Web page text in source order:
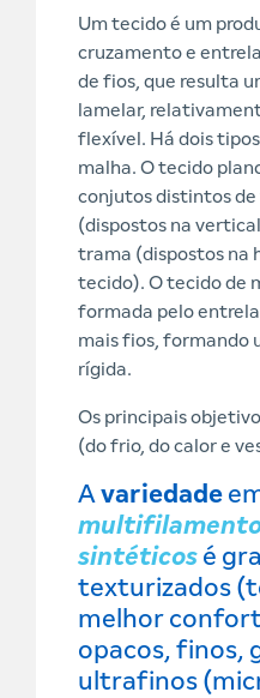
Um tecido é um
cruzamento e
de fios, que resulta
lamelar,
flexível. Há dois
malha. O tecido
conjutos distintos de
(dispostos na
trama (dispostos na
tecido). O tecido de
formada pelo
mais fios, formando
rígida.
Os principais
(do frio, do calor e
Avariedade
sintéticos é
texturizados
melhor
opacos, finos,
ultrafinos